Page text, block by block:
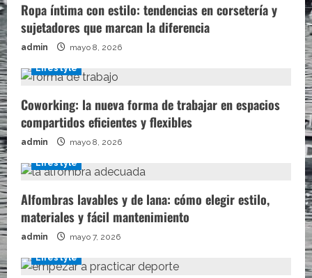
Ropa íntima con estilo: tendencias en corsetería y
sujetadores que marcan la diferencia
admin mayo 8, 2026
Lifestyle
Coworking: la nueva forma de trabajar en espacios
compartidos eficientes y flexibles
admin mayo 8, 2026
Lifestyle
Alfombras lavables y de lana: cómo elegir estilo,
materiales y fácil mantenimiento
admin mayo 7, 2026
Lifestyle